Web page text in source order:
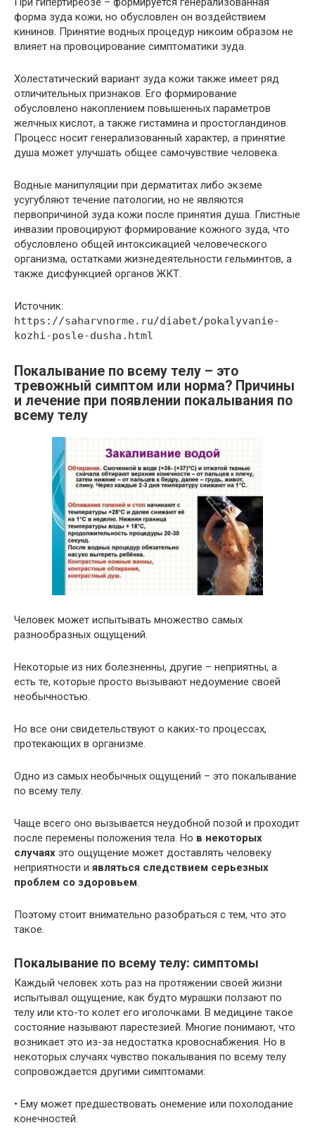
форма зуда кожи, но обусловлен он воздействием
кининов. Принятие водных процедур никоим образом не
влияет на провоцирование симптоматики зуда.
Холестатический вариант зуда кожи также имеет ряд
отличительных признаков. Его формирование
обусловлено накоплением повышенных параметров
желчных кислот, а также гистамина и простогландинов.
Процесс носит генерализованный характер, а принятие
душа может улучшать общее самочувствие человека.
Водные манипуляции при дерматитах либо экземе
усугубляют течение патологии, но не являются
первопричиной зуда кожи после принятия душа. Глистные
инвазии провоцируют формирование кожного зуда, что
обусловлено общей интоксикацией человеческого
организма, остатками жизнедеятельности гельминтов, а
также дисфункцией органов ЖКТ.
Источник:
https://saharvnorme.ru/diabet/pokalyvanie-
kozhi-posle-dusha.html
Покалывание по всему телу – это
тревожный симптом или норма? Причины
и лечение при появлении покалывания по
всему телу
Человек может испытывать множество самых
разнообразных ощущений.
Некоторые из них болезненны, другие – неприятны, а
есть те, которые просто вызывают недоумение своей
необычностью.
Но все они свидетельствуют о каких-то процессах,
протекающих в организме.
Одно из самых необычных ощущений – это покалывание
по всему телу.
Чаще всего оно вызывается неудобной позой и проходит
после перемены положения тела. Но в некоторых
случаях это ощущение может доставлять человеку
неприятности и являться следствием серьезных
проблем со здоровьем.
Поэтому стоит внимательно разобраться с тем, что это
такое.
Покалывание по всему телу: симптомы
Каждый человек хоть раз на протяжении своей жизни
испытывал ощущение, как будто мурашки ползают по
телу или кто-то колет его иголочками. В медицине такое
состояние называют парестезией. Многие понимают, что
возникает это из-за недостатка кровоснабжения. Но в
некоторых случаях чувство покалывания по всему телу
сопровождается другими симптомами:
• Ему может предшествовать онемение или похолодание
конечностей.